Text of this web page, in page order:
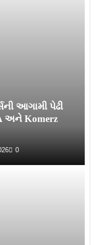
આગામી પેઢી
અને Komerz
0